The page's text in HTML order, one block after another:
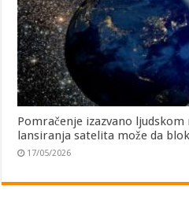
Pomračenje izazvano
lansiranja satelita može da
17/05/2026